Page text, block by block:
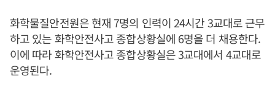
화학물질안전원은 현재 7명의 인력이 24시간 3교대로 근무
하고 있는 화학안전사고 종합상황실에 6명을 더 채용한다.
이에 따라 화학안전사고 종합상황실은 3교대에서 4교대로
운영된다.